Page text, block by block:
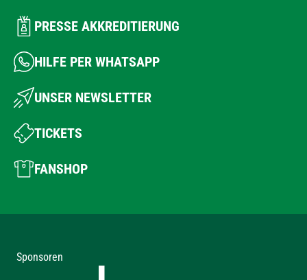
PRESSE AKKREDITIERUNG
HILFE PER WHATSAPP
UNSER NEWSLETTER
TICKETS
FANSHOP
Sponsoren